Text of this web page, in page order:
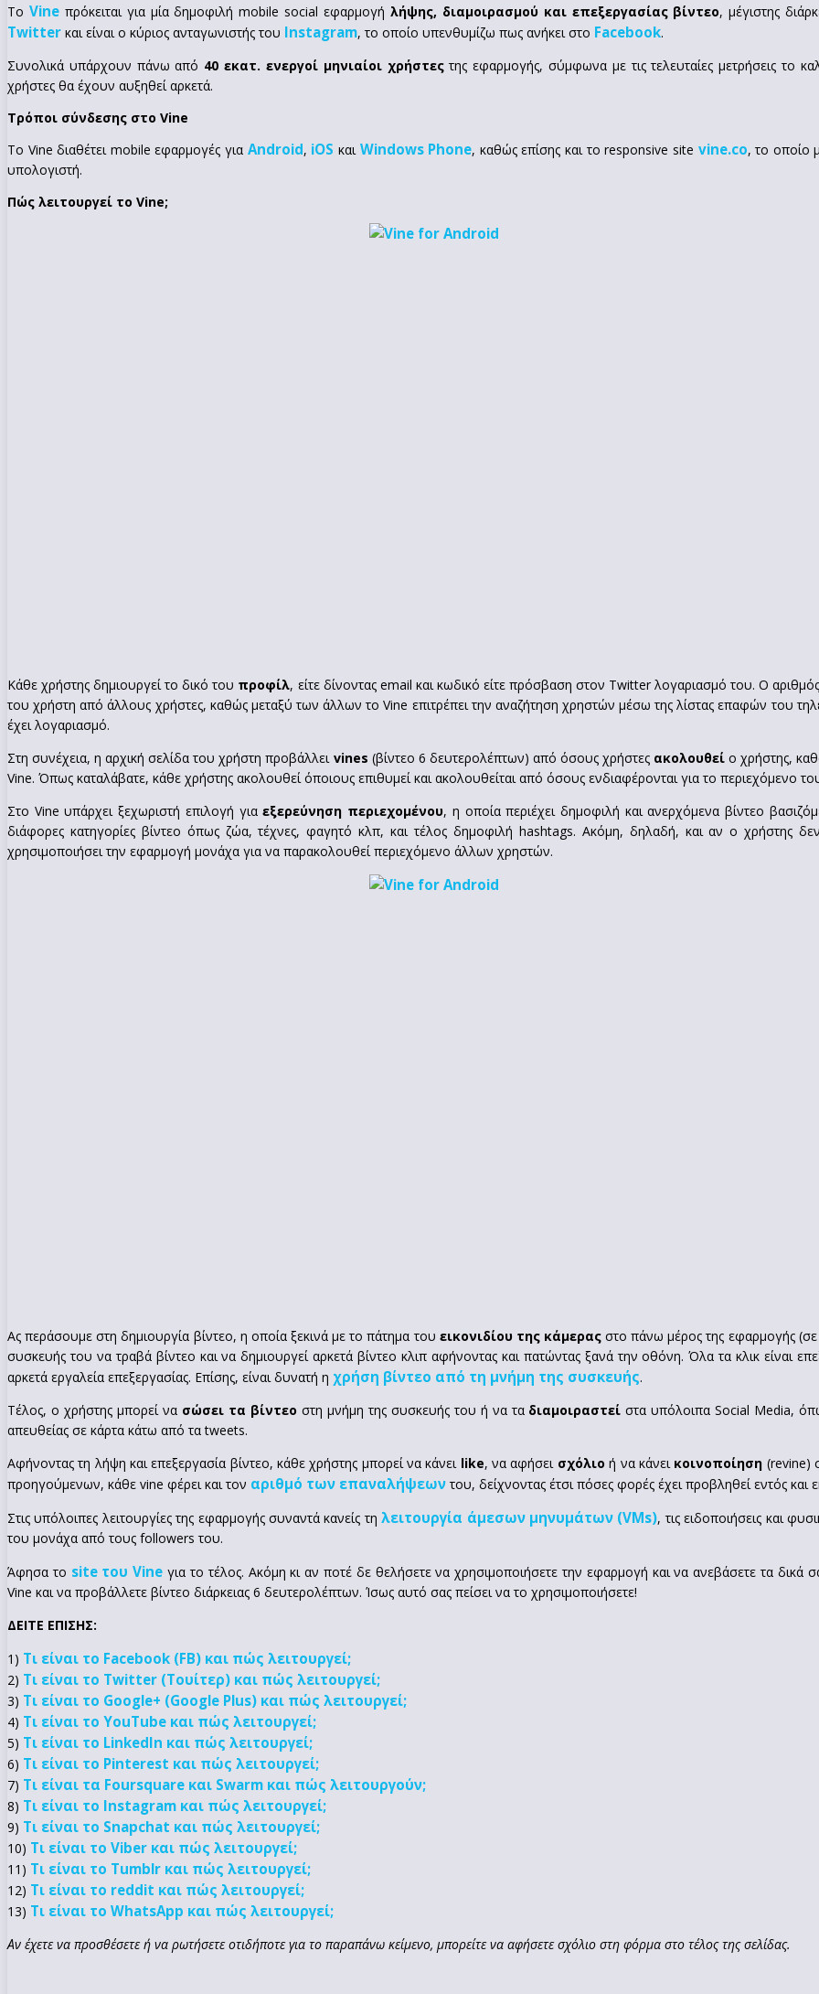
Το Vineπρόκειται για μία δημοφιλή mobile social εφαρμογή λήψης, διαμοιρασμού και επεξεργασίας βίντεο, μέγιστης
Twitter και είναι ο κύριος ανταγωνιστής του Instagram, το οποίο υπενθυμίζω πως ανήκει στο Facebook.
Συνολικά υπάρχουν πάνω από 40 εκατ. ενεργοί μηνιαίοι χρήστεςτης εφαρμογής, σύμφωνα με τις τελευταίες μετρήσεις το
χρήστες θα έχουν αυξηθεί αρκετά.
Τρόποι σύνδεσης στο Vine
Το Vine διαθέτει mobile εφαρμογές για Android, iOS και Windows Phone, καθώς επίσης και το responsive site vine.co, το οποίο
υπολογιστή.
Πώς λειτουργεί το Vine;
Κάθε χρήστης δημιουργεί το δικό του προφίλ, είτε δίνοντας email και κωδικό είτε πρόσβαση στον Twitter λογαριασμό του. Ο
του χρήστη από άλλους χρήστες, καθώς μεταξύ των άλλων το Vine επιτρέπει την αναζήτηση χρηστών μέσω της λίστας επαφών
έχει λογαριασμό.
Στη συνέχεια, η αρχική σελίδα του χρήστη προβάλλει vines (βίντεο 6 δευτερολέπτων) από όσους χρήστες ακολουθεί ο χρήστης,
Vine. Όπως καταλάβατε, κάθε χρήστης ακολουθεί όποιους επιθυμεί και ακολουθείται από όσους ενδιαφέρονται για το περιεχόμενο
Στο Vine υπάρχει ξεχωριστή επιλογή γιαεξερεύνηση περιεχομένου, η οποία περιέχει δημοφιλή και ανερχόμενα βίντεο
διάφορες κατηγορίες βίντεο όπως ζώα, τέχνες, φαγητό κλπ, και τέλος δημοφιλή hashtags. Ακόμη, δηλαδή, και αν ο χρήστης
χρησιμοποιήσει την εφαρμογή μονάχα για να παρακολουθεί περιεχόμενο άλλων χρηστών.
Ας περάσουμε στη δημιουργία βίντεο, η οποία ξεκινά με το πάτημα του εικονιδίου της κάμεραςστο πάνω μέρος της εφαρμογής
συσκευής του να τραβά βίντεο και να δημιουργεί αρκετά βίντεο κλιπ αφήνοντας και πατώντας ξανά την οθόνη. Όλα τα κλικ είναι
αρκετά εργαλεία επεξεργασίας. Επίσης, είναι δυνατή η χρήση βίντεο από τη μνήμη της συσκευής.
Τέλος, ο χρήστης μπορεί να σώσει τα βίντεο στη μνήμη της συσκευής του ή να τα διαμοιραστεί στα υπόλοιπα Social Media,
απευθείας σε κάρτα κάτω από τα tweets.
Αφήνοντας τη λήψη και επεξεργασία βίντεο, κάθε χρήστης μπορεί να κάνει like, να αφήσει σχόλιο ή να κάνει κοινοποίηση (revine)
προηγούμενων, κάθε vine φέρει και τον αριθμό των επαναλήψεωντου, δείχνοντας έτσι πόσες φορές έχει προβληθεί εντός και
Στις υπόλοιπες λειτουργίες της εφαρμογής συναντά κανείς τηλειτουργία άμεσων μηνυμάτων (VMs), τις ειδοποιήσεις και
του μονάχα από τους followers του.
Άφησα το site του Vine για το τέλος. Ακόμη κι αν ποτέ δε θελήσετε να χρησιμοποιήσετε την εφαρμογή και να ανεβάσετε τα δικά
Vine και να προβάλλετε βίντεο διάρκειας 6 δευτερολέπτων. Ίσως αυτό σας πείσει να το χρησιμοποιήσετε!
ΔΕΙΤΕ ΕΠΙΣΗΣ:
1) Τι είναι το Facebook (FB) και πώς λειτουργεί;
2) Τι είναι το Twitter (Τουίτερ) και πώς λειτουργεί;
3) Τι είναι το Google+ (Google Plus) και πώς λειτουργεί;
4) Τι είναι το YouTube και πώς λειτουργεί;
5) Τι είναι το LinkedIn και πώς λειτουργεί;
6) Τι είναι το Pinterest και πώς λειτουργεί;
7) Τι είναι τα Foursquare και Swarm και πώς λειτουργούν;
8) Τι είναι το Instagram και πώς λειτουργεί;
9) Τι είναι το Snapchat και πώς λειτουργεί;
10) Τι είναι το Viber και πώς λειτουργεί;
11) Τι είναι το Tumblr και πώς λειτουργεί;
12) Τι είναι το reddit και πώς λειτουργεί;
13) Τι είναι το WhatsApp και πώς λειτουργεί;
Αν έχετε να προσθέσετε ή να ρωτήσετε οτιδήποτε για το παραπάνω κείμενο, μπορείτε να αφήσετε σχόλιο στη φόρμα στο τέλος της σελίδας.